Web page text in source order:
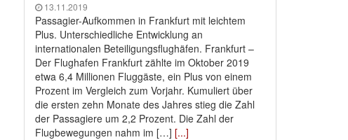
13.11.2019
Passagier-Aufkommen in Frankfurt mit leichtem
Plus. Unterschiedliche Entwicklung an
internationalen Beteiligungsflughäfen. Frankfurt –
Der Flughafen Frankfurt zählte im Oktober 2019
etwa 6,4 Millionen Fluggäste, ein Plus von einem
Prozent im Vergleich zum Vorjahr. Kumuliert über
die ersten zehn Monate des Jahres stieg die Zahl
der Passagiere um 2,2 Prozent. Die Zahl der
Flugbewegungen nahm im […] [...]